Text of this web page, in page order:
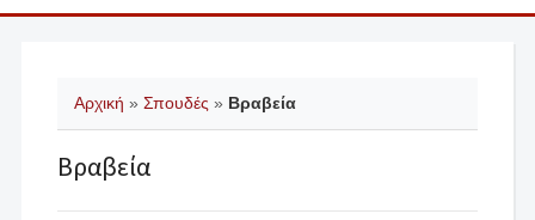
Αρχική » Σπουδές » Βραβεία
Βραβεία